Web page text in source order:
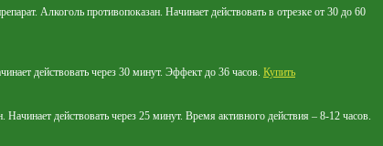
Алкоголь противопоказан. Начинает действовать в отрезке от 30 до 60
действовать через 30 минут. Эффект до 36 часов. Купить
Начинает действовать через 25 минут. Время активного действия – 8-12 часов.